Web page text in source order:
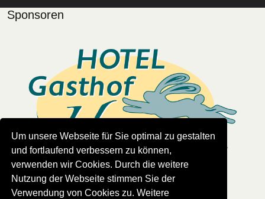
Um unsere Webseite für Sie optimal zu gestalten
und fortlaufend verbessern zu können,
verwenden wir Cookies. Durch die weitere
Nutzung der Webseite stimmen Sie der
Verwendung von Cookies zu. Weitere
Sponsoren
Read more